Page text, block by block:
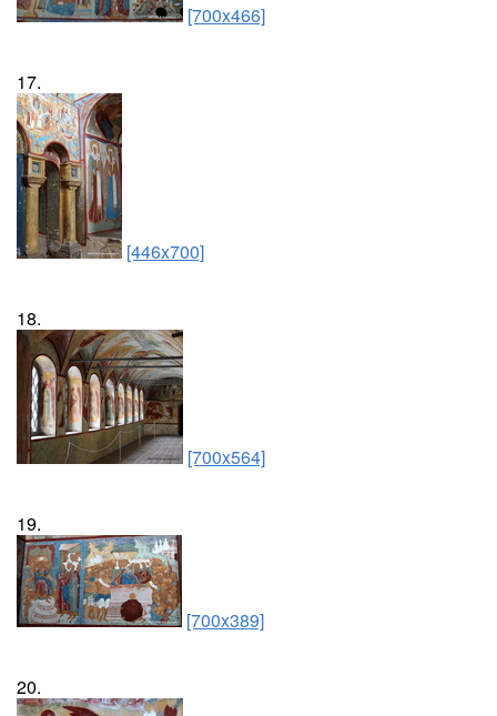
[700x466]
17.
[446x700]
18.
[700x564]
19.
[700x389]
20.